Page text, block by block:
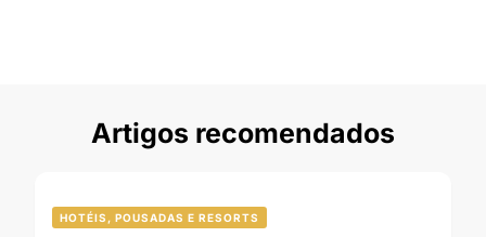
Artigos recomendados
HOTÉIS, POUSADAS E RESORTS